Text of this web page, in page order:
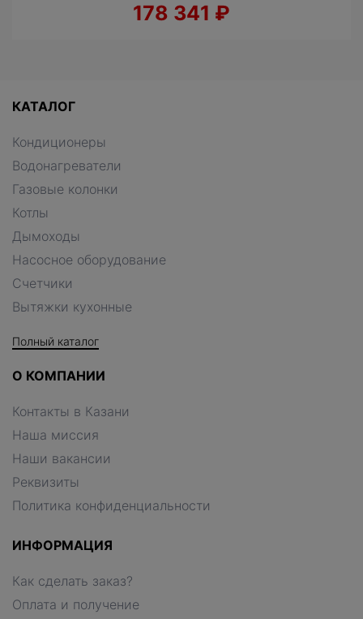
178 341 ₽
КАТАЛОГ
Кондиционеры
Водонагреватели
Газовые колонки
Котлы
Дымоходы
Насосное оборудование
Счетчики
Вытяжки кухонные
Полный каталог
О КОМПАНИИ
Контакты в Казани
Наша миссия
Наши вакансии
Реквизиты
Политика конфиденциальности
ИНФОРМАЦИЯ
Как сделать заказ?
Оплата и получение